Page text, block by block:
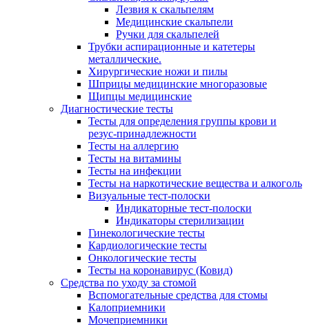
Лезвия к скальпелям
Медицинские скальпели
Ручки для скальпелей
Трубки аспирационные и катетеры
металлические.
Хирургические ножи и пилы
Шприцы медицинские многоразовые
Щипцы медицинские
Диагностические тесты
Тесты для определения группы крови и
резус-принадлежности
Тесты на аллергию
Тесты на витамины
Тесты на инфекции
Тесты на наркотические вещества и алкоголь
Визуальные тест-полоски
Индикаторные тест-полоски
Индикаторы стерилизации
Гинекологические тесты
Кардиологические тесты
Онкологические тесты
Тесты на коронавирус (Ковид)
Средства по уходу за стомой
Вспомогательные средства для стомы
Калоприемники
Мочеприемники